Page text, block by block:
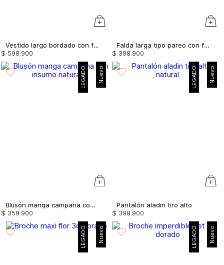
Vestido largo bordado con flecos
$ 598.900
Falda larga tipo pareo con flecos
$ 398.900
Nuevo
LEGADO
Blusón manga campana con insumo
$ 359 900
Nuevo
LEGADO
Pantalón aladin tiro alto
$ 398 900
Nuevo
LEGADO Nuevo
LEGADO